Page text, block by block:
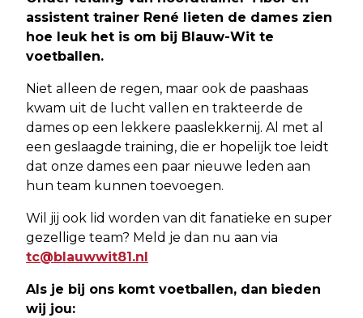
assistent trainer René lieten de dames zien
hoe leuk het is om bij Blauw-Wit te
voetballen.
Niet alleen de regen, maar ook de paashaas
kwam uit de lucht vallen en trakteerde de
dames op een lekkere paaslekkernij. Al met al
een geslaagde training, die er hopelijk toe leidt
dat onze dames een paar nieuwe leden aan
hun team kunnen toevoegen.
Wil jij ook lid worden van dit fanatieke en super
gezellige team? Meld je dan nu aan via
tc@blauwwit81.nl
Als je bij ons komt voetballen, dan bieden
wij jou: